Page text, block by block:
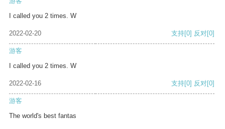
I called you 2 times. W
2022-02-20 支持[0] 反对[0]
游客
I called you 2 times. W
2022-02-16 支持[0] 反对[0]
游客
The world's best fantas